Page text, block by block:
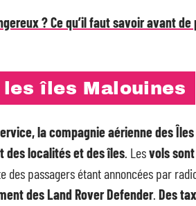
? Ce qu’il faut savoir avant
îles Malouines
la compagnie aérienne des
des localités et des îles. Lesvols
des passagers étant annoncées par
des Land Rover Defender. Des